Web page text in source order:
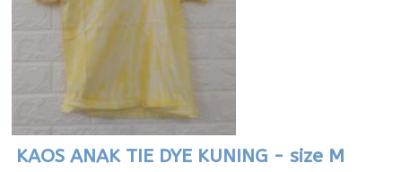
KAOS ANAK TIE DYE KUNING - size M